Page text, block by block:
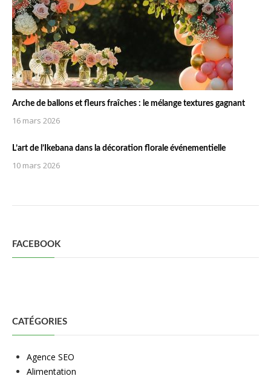
Arche de ballons et fleurs fraîches : le mélange textures gagnant
16 mars 2026
L’art de l’Ikebana dans la décoration florale événementielle
10 mars 2026
FACEBOOK
CATÉGORIES
Agence SEO
Alimentation